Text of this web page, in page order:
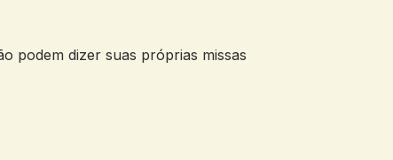
podem dizer suas próprias missas